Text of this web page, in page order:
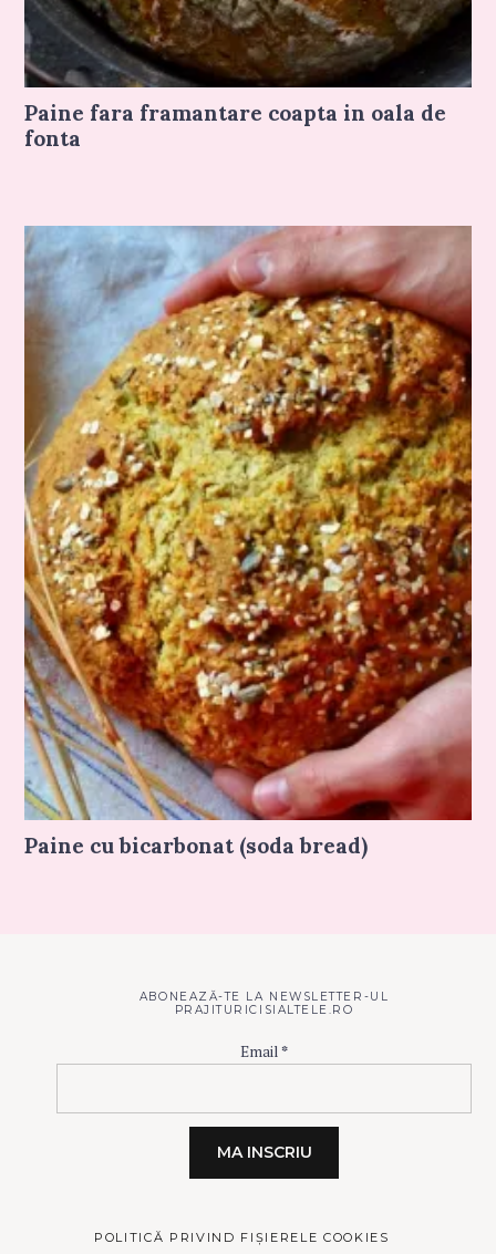
Paine fara framantare coapta in oala de
fonta
Paine cu bicarbonat (soda bread)
ABONEAZĂ-TE LA NEWSLETTER-UL
PRAJITURICISIALTELE.RO
Email*
POLITICĂ PRIVIND FIȘIERELE COOKIES